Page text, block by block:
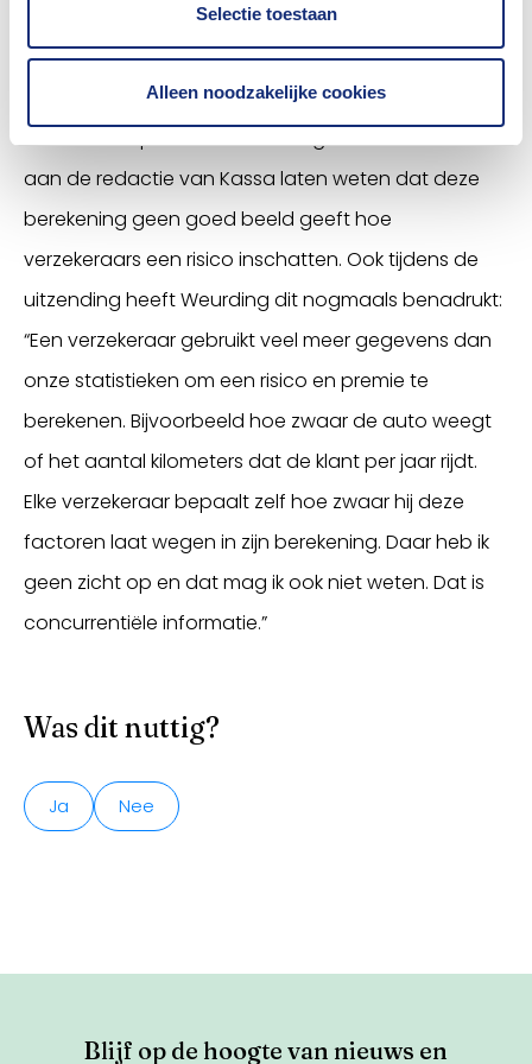
Selectie toestaan
Alleen noodzakelijke cookies
Kassa heeft de afgelopen dagen zelf geprobeerd
om het risico van een oudere bestuurder en
bijhorende premie te berekenen. Het Verbond heeft
naar aanloop van de uitzending meerdere malen
aan de redactie van Kassa laten weten dat deze
berekening geen goed beeld geeft hoe
verzekeraars een risico inschatten. Ook tijdens de
uitzending heeft Weurding dit nogmaals benadrukt:
“Een verzekeraar gebruikt veel meer gegevens dan
onze statistieken om een risico en premie te
berekenen. Bijvoorbeeld hoe zwaar de auto weegt
of het aantal kilometers dat de klant per jaar rijdt.
Elke verzekeraar bepaalt zelf hoe zwaar hij deze
factoren laat wegen in zijn berekening. Daar heb ik
geen zicht op en dat mag ik ook niet weten. Dat is
concurrentiële informatie.”
Was dit nuttig?
Ja Nee
Blijf op de hoogte van nieuws en